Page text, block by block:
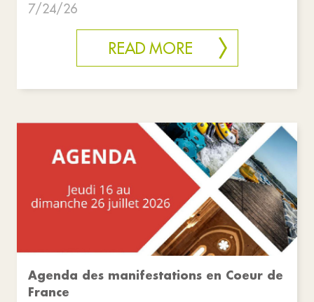
7/24/26
READ MORE
Agenda des manifestations en Coeur de
France